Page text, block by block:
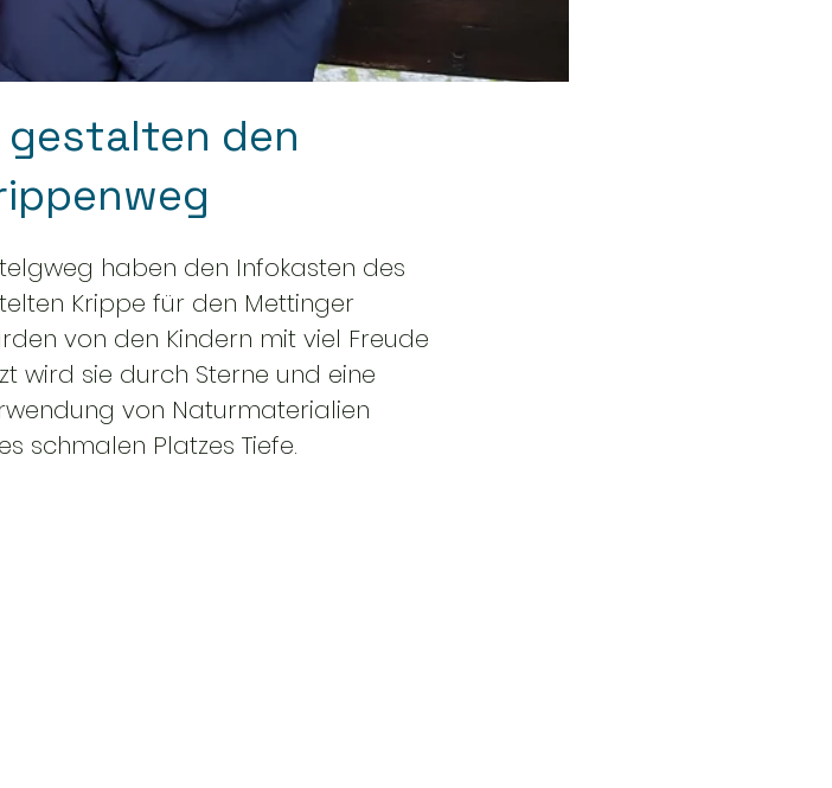
gestalten den
haben den Infokasten des
Krippe für den Mettinger
von den Kindern mit viel Freude
wird sie durch Sterne und eine
von Naturmaterialien
schmalen Platzes Tiefe.